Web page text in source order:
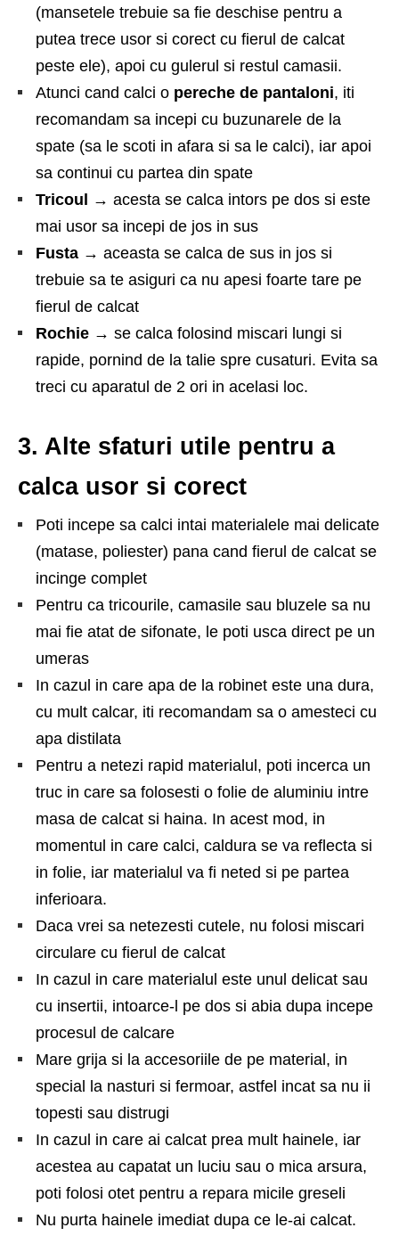
(mansetele trebuie sa fie deschise pentru a
putea trece usor si corect cu fierul de calcat
peste ele), apoi cu gulerul si restul camasii.
Atunci cand calci o pereche de pantaloni, iti
recomandam sa incepi cu buzunarele de la
spate (sa le scoti in afara si sa le calci), iar apoi
sa continui cu partea din spate
Tricoul → acesta se calca intors pe dos si este
mai usor sa incepi de jos in sus
Fusta → aceasta se calca de sus in jos si
trebuie sa te asiguri ca nu apesi foarte tare pe
fierul de calcat
Rochie → se calca folosind miscari lungi si
rapide, pornind de la talie spre cusaturi. Evita sa
treci cu aparatul de 2 ori in acelasi loc.
3. Alte sfaturi utile pentru a
calca usor si corect
Poti incepe sa calci intai materialele mai delicate
(matase, poliester) pana cand fierul de calcat se
incinge complet
Pentru ca tricourile, camasile sau bluzele sa nu
mai fie atat de sifonate, le poti usca direct pe un
umeras
In cazul in care apa de la robinet este una dura,
cu mult calcar, iti recomandam sa o amesteci cu
apa distilata
Pentru a netezi rapid materialul, poti incerca un
truc in care sa folosesti o folie de aluminiu intre
masa de calcat si haina. In acest mod, in
momentul in care calci, caldura se va reflecta si
in folie, iar materialul va fi neted si pe partea
inferioara.
Daca vrei sa netezesti cutele, nu folosi miscari
circulare cu fierul de calcat
In cazul in care materialul este unul delicat sau
cu insertii, intoarce-l pe dos si abia dupa incepe
procesul de calcare
Mare grija si la accesoriile de pe material, in
special la nasturi si fermoar, astfel incat sa nu ii
topesti sau distrugi
In cazul in care ai calcat prea mult hainele, iar
acestea au capatat un luciu sau o mica arsura,
poti folosi otet pentru a repara micile greseli
Nu purta hainele imediat dupa ce le-ai calcat.